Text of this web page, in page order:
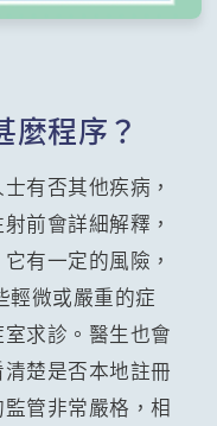
麼程序？
有否其他疾病，
前會詳細解釋，
有一定的風險，
輕微或嚴重的症
求診。醫生也會
楚是否本地註冊
管非常嚴格，相